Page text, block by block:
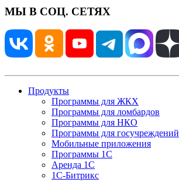
МЫ В СОЦ. СЕТЯХ
Продукты
Программы для ЖКХ
Программы для ломбардов
Программы для НКО
Программы для госучреждений
Мобильные приложения
Программы 1С
Аренда 1С
1С-Битрикс